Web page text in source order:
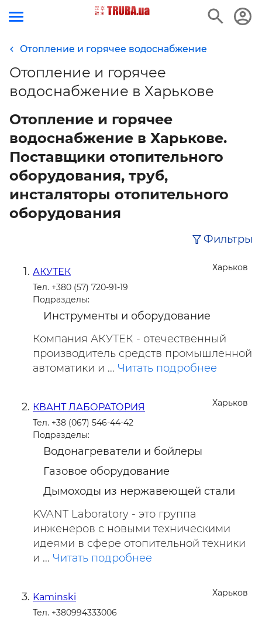
Отопление и горячее водоснабжение
Отопление и горячее
водоснабжение в Харькове
Отопление и горячее
водоснабжение в Харькове.
Поставщики отопительного
оборудования, труб,
инсталяторы отопительного
оборудования
Фильтры
Харьков
АКУТЕК
Тел. +380 (57) 720-91-19
Подразделы:
Инструменты и оборудование
Компания АКУТЕК - отечественный
производитель средств промышленной
автоматики и ... Читать подробнее
Харьков
КВАНТ ЛАБОРАТОРИЯ
Тел. +38 (067) 546-44-42
Подразделы:
Водонагреватели и бойлеры
Газовое оборудование
Дымоходы из нержавеющей стали
KVANT Laboratory - это группа
инженеров с новыми техническими
идеями в сфере отопительной техники
и ... Читать подробнее
Харьков
Kaminski
Тел. +380994333006